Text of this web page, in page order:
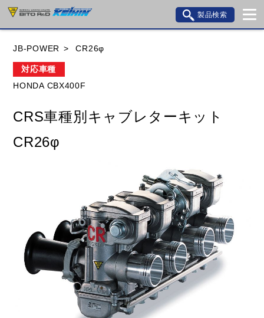
製品検索
閉じる
JB-POWER CR26φ
対応車種
HONDA CBX400F
CRS車種別キャブレターキット
CR26φ